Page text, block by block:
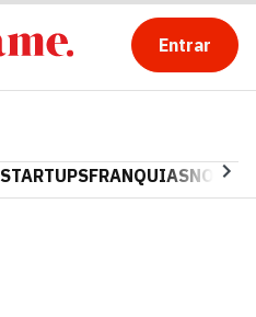
Entrar
STARTUPSFRANQUIAS